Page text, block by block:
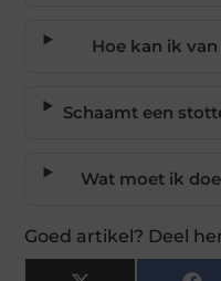
Hoe kan ik
Schaamt een
Wat moet ik
Goed artikel? Deel